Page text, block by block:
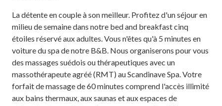
La détente en couple à son meilleur. Profitez d'un séjour en
milieu de semaine dans notre bed and breakfast cinq
étoiles réservé aux adultes. Vous n'êtes qu'à 5 minutes en
voiture du spa de notre B&B. Nous organiserons pour vous
des massages suédois ou thérapeutiques avec un
massothérapeute agréé (RMT) au Scandinave Spa. Votre
forfait de massage de 60 minutes comprend l'accès illimité
aux bains thermaux, aux saunas et aux espaces de